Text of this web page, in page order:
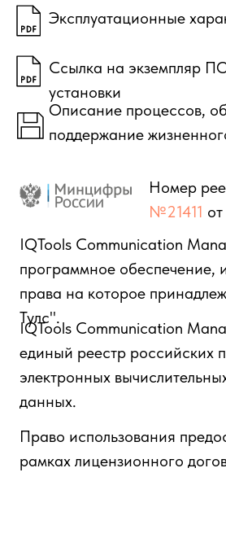
IQTools Communication Manager внесен в
единый реестр российских программ для
данных.
Тулс".
Право использования предоставляется в
рамках лицензионного договора.